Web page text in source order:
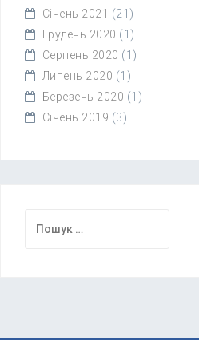
Січень 2021 (21)
Грудень 2020 (1)
Серпень 2020 (1)
Липень 2020 (1)
Березень 2020 (1)
Січень 2019 (3)